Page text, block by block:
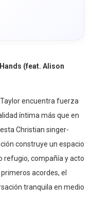
(feat. Alison
Taylor encuentra fuerza
íntima más que en
Christian singer-
construye un espacio
refugio, compañía y acto
acordes, el
tranquila en medio